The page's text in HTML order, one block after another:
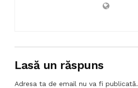
Lasă un răspuns
Adresa ta de email nu va fi publicată.